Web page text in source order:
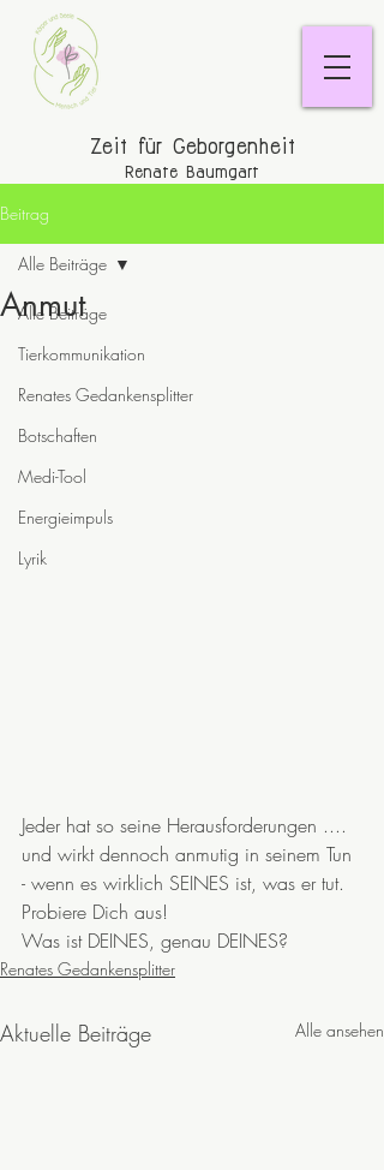
Renate Baumgart
Zeit für Geborgenheit
Beitrag
Alle Beiträge
Tierkommunikation
Renates Gedankensplitter
Botschaften
Medi-Tool
Energieimpuls
Lyrik
Alle Beiträge
Anmut
Jeder hat so seine Herausforderungen ....
und wirkt dennoch anmutig in seinem Tun
- wenn es wirklich SEINES ist, was er tut.
Probiere Dich aus!
Was ist DEINES, genau DEINES?
Renates Gedankensplitter
Aktuelle Beiträge Alle ansehen